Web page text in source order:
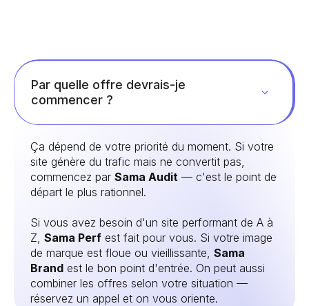
Par quelle offre devrais-je
commencer ?
Ça dépend de votre priorité du moment. Si votre
site génère du trafic mais ne convertit pas,
commencez par Sama Audit — c'est le point de
départ le plus rationnel.
Si vous avez besoin d'un site performant de A à
Z, Sama Perf est fait pour vous. Si votre image
de marque est floue ou vieillissante, Sama
Brand est le bon point d'entrée. On peut aussi
combiner les offres selon votre situation —
réservez un appel et on vous oriente.